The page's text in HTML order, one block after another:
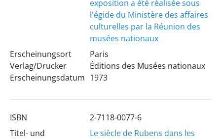
exposition a été réalisée sous
l'égide du Ministère des affaires
culturelles par la Réunion des
musées nationaux
Erscheinungsort
Verlag/Drucker
Erscheinungsdatum
Paris
Éditions des Musées nationaux
1973
ISBN
2-7118-0077-6
Titel- und
Le siècle de Rubens dans les